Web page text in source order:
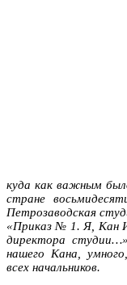
куда как важным
стране
Петрозаводская
«Приказ № 1. Я, Кан
директора
нашего Кана,
всех начальников.